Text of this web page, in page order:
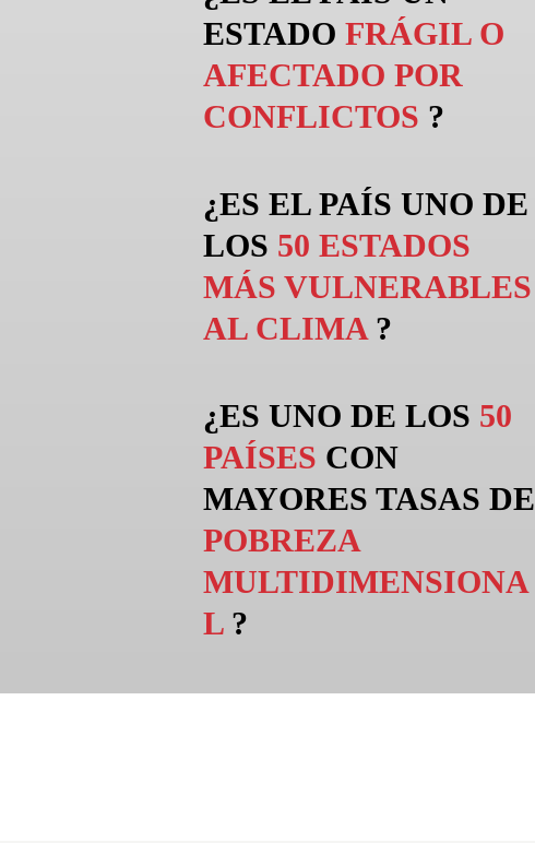
ESTADO FRÁGIL O
AFECTADO POR
CONFLICTOS ?
¿ES EL PAÍS UNO DE
LOS 50 ESTADOS
MÁS VULNERABLES
AL CLIMA ?
¿ES UNO DE LOS 50
PAÍSES CON
MAYORES TASAS DE
POBREZA
MULTIDIMENSIONA
L ?